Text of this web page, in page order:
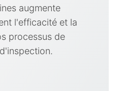
augmente
l'efficacité et la
processus de